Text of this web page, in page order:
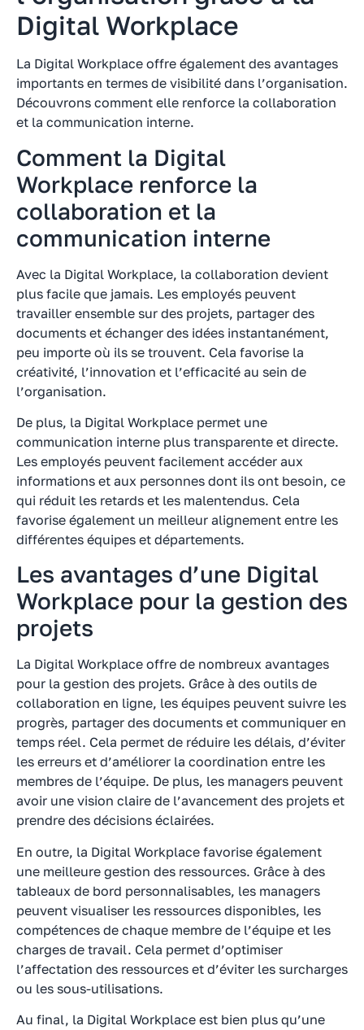
Digital Workplace
La Digital Workplace offre également des avantages
importants en termes de visibilité dans l’organisation.
Découvrons comment elle renforce la collaboration
et la communication interne.
Comment la Digital
Workplace renforce la
collaboration et la
communication interne
Avec la Digital Workplace, la collaboration devient
plus facile que jamais. Les employés peuvent
travailler ensemble sur des projets, partager des
documents et échanger des idées instantanément,
peu importe où ils se trouvent. Cela favorise la
créativité, l’innovation et l’efficacité au sein de
l’organisation.
De plus, la Digital Workplace permet une
communication interne plus transparente et directe.
Les employés peuvent facilement accéder aux
informations et aux personnes dont ils ont besoin, ce
qui réduit les retards et les malentendus. Cela
favorise également un meilleur alignement entre les
différentes équipes et départements.
Les avantages d’une Digital
Workplace pour la gestion des
projets
La Digital Workplace offre de nombreux avantages
pour la gestion des projets. Grâce à des outils de
collaboration en ligne, les équipes peuvent suivre les
progrès, partager des documents et communiquer en
temps réel. Cela permet de réduire les délais, d’éviter
les erreurs et d’améliorer la coordination entre les
membres de l’équipe. De plus, les managers peuvent
avoir une vision claire de l’avancement des projets et
prendre des décisions éclairées.
En outre, la Digital Workplace favorise également
une meilleure gestion des ressources. Grâce à des
tableaux de bord personnalisables, les managers
peuvent visualiser les ressources disponibles, les
compétences de chaque membre de l’équipe et les
charges de travail. Cela permet d’optimiser
l’affectation des ressources et d’éviter les surcharges
ou les sous-utilisations.
Au final, la Digital Workplace est bien plus qu’une